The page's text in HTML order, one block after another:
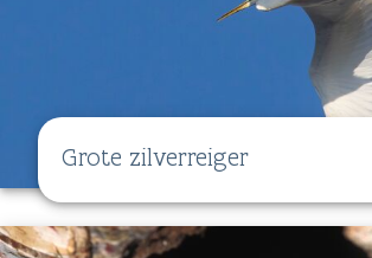
Grote zilverreiger